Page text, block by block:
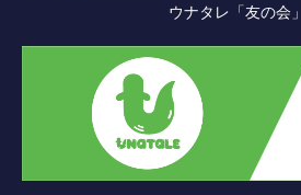
ウナタレ「友の会